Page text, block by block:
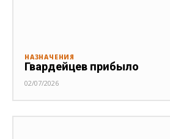
НАЗНАЧЕНИЯ
Гвардейцев прибыло
02/07/2026